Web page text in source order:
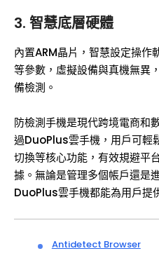
3. 智慧底層硬體
內置ARM晶片，智慧設定操作
等參數，虛擬設備與真機無異
備檢測。
防檢測手機是現代跨境電商和
過DuoPlus雲手機，用戶可輕
切換等核心功能，有效規避平
據。無論是管理多個帳戶還是
DuoPlus雲手機都能為用戶提
Antidetect Browser